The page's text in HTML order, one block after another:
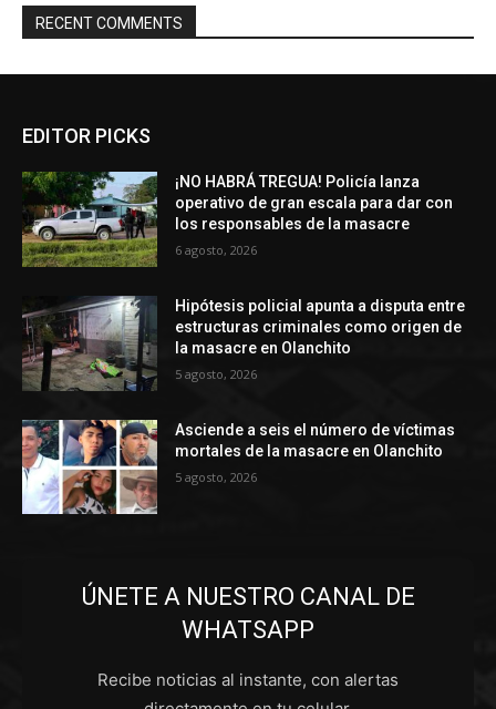
RECENT COMMENTS
EDITOR PICKS
¡NO HABRÁ TREGUA! Policía lanza
operativo de gran escala para dar con
los responsables de la masacre
6 agosto, 2026
Hipótesis policial apunta a disputa entre
estructuras criminales como origen de
la masacre en Olanchito
5 agosto, 2026
Asciende a seis el número de víctimas
mortales de la masacre en Olanchito
5 agosto, 2026
ÚNETE A NUESTRO CANAL DE
WHATSAPP
Recibe noticias al instante, con alertas